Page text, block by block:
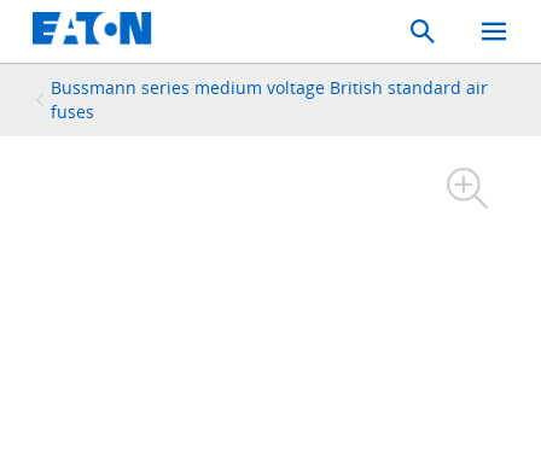
Search
Toggle
Mobile
Menu
Bussmann series medium voltage British standard air
fuses